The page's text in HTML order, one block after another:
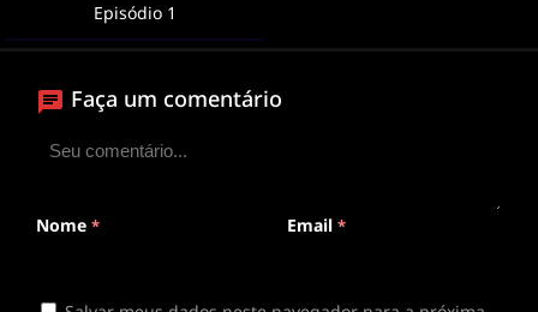
Episódio 1
Faça um comentário
Nome * Email *